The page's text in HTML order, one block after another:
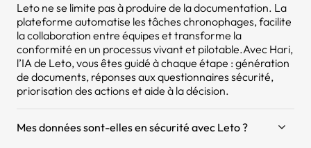
Leto ne se limite pas à produire de la documentation. La
plateforme automatise les tâches chronophages, facilite
la collaboration entre équipes et transforme la
conformité en un processus vivant et pilotable.Avec Hari,
l’IA de Leto, vous êtes guidé à chaque étape : génération
de documents, réponses aux questionnaires sécurité,
priorisation des actions et aide à la décision.
Mes données sont-elles en sécurité avec Leto ?